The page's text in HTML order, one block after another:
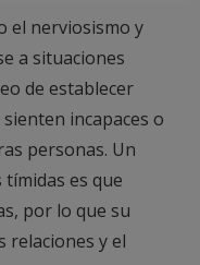
el nerviosismo y
a situaciones
de establecer
incapaces o
personas. Un
es que
por lo que su
relaciones y el